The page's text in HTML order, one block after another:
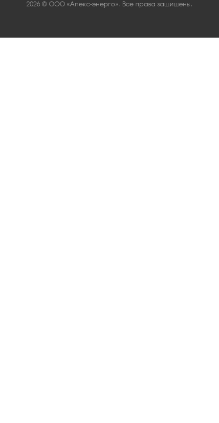
2026 © ООО «Апекс-энерго». Все права защищены.